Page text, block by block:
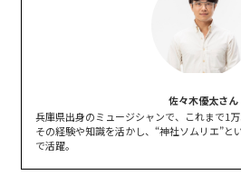
佐々木優太さん
兵庫県出身のミュージシャンで、これまで1万
その経験や知識を活かし、“神社ソムリエ”と
で活躍。